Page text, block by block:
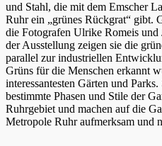
und Stahl, die mit dem Emscher
Ruhr ein „grünes Rückgrat“ gibt.
die Fotografen Ulrike Romeis
der Ausstellung zeigen sie die
parallel zur industriellen
Grüns für die Menschen erkannt
interessantesten Gärten und
bestimmte Phasen und Stile der
Ruhrgebiet und machen auf die
Metropole Ruhr aufmerksam und